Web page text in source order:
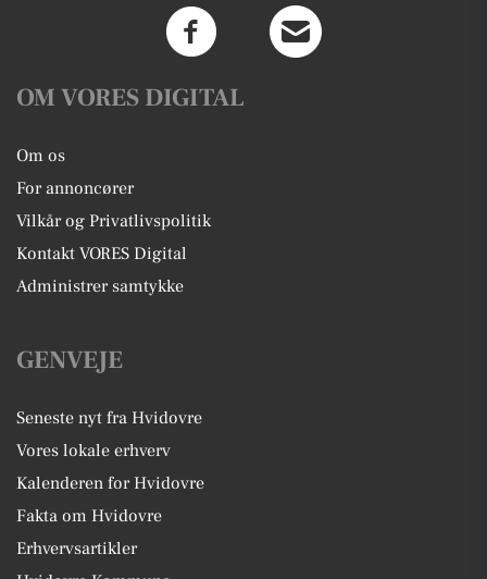
OM VORES DIGITAL
Om os
For annoncører
Vilkår og Privatlivspolitik
Kontakt VORES Digital
Administrer samtykke
GENVEJE
Seneste nyt fra Hvidovre
Vores lokale erhverv
Kalenderen for Hvidovre
Fakta om Hvidovre
Erhvervsartikler